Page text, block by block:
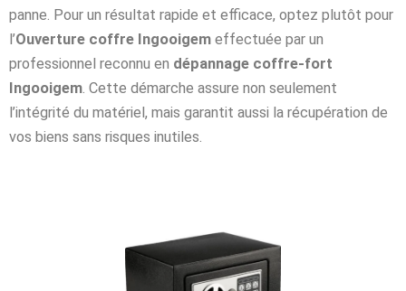
panne. Pour un résultat rapide et efficace, optez plutôt pour
l’Ouverture coffre Ingooigem effectuée par un
professionnel reconnu en dépannage coffre-fort
Ingooigem. Cette démarche assure non seulement
l’intégrité du matériel, mais garantit aussi la récupération de
vos biens sans risques inutiles.